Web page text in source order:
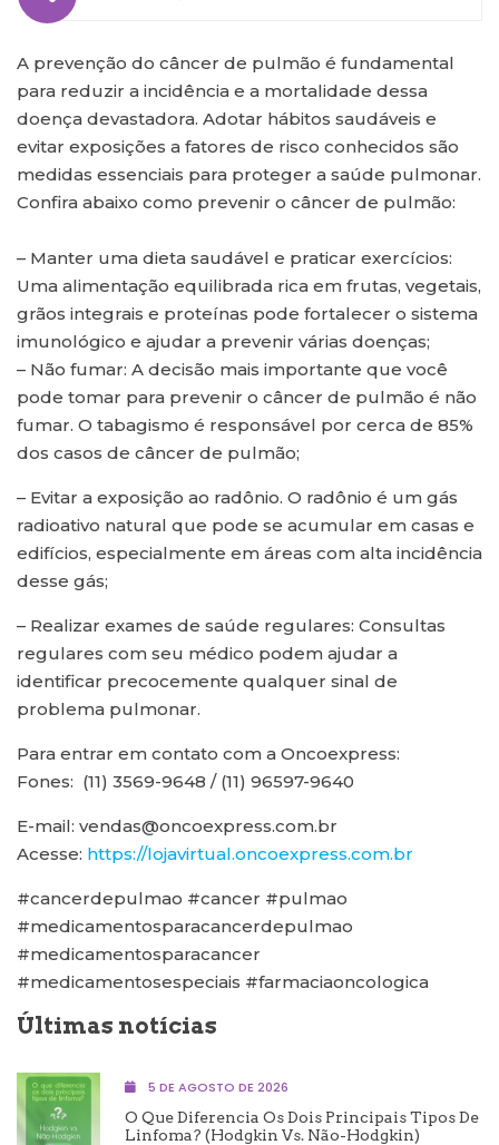
A prevenção do câncer de pulmão é fundamental
para reduzir a incidência e a mortalidade dessa
doença devastadora. Adotar hábitos saudáveis e
evitar exposições a fatores de risco conhecidos são
medidas essenciais para proteger a saúde pulmonar.
Confira abaixo como prevenir o câncer de pulmão:
– Manter uma dieta saudável e praticar exercícios:
Uma alimentação equilibrada rica em frutas, vegetais,
grãos integrais e proteínas pode fortalecer o sistema
imunológico e ajudar a prevenir várias doenças;
– Não fumar: A decisão mais importante que você
pode tomar para prevenir o câncer de pulmão é não
fumar. O tabagismo é responsável por cerca de 85%
dos casos de câncer de pulmão;
– Evitar a exposição ao radônio. O radônio é um gás
radioativo natural que pode se acumular em casas e
edifícios, especialmente em áreas com alta incidência
desse gás;
– Realizar exames de saúde regulares: Consultas
regulares com seu médico podem ajudar a
identificar precocemente qualquer sinal de
problema pulmonar.
Para entrar em contato com a Oncoexpress:
Fones: (11) 3569-9648 / (11) 96597-9640
E-mail: vendas@oncoexpress.com.br
Acesse: https://lojavirtual.oncoexpress.com.br
#cancerdepulmao #cancer #pulmao
#medicamentosparacancerdepulmao
#medicamentosparacancer
#medicamentosespeciais #farmaciaoncologica
Últimas notícias
5 DE AGOSTO DE 2026
O Que Diferencia Os Dois Principais Tipos De
Linfoma? (Hodgkin Vs. Não-Hodgkin)